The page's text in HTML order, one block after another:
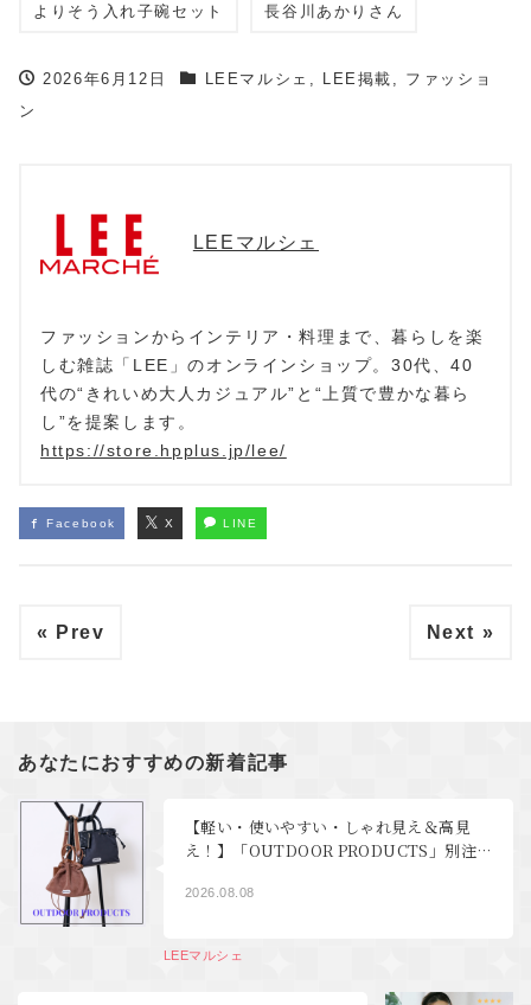
よりそう入れ子碗セット 長谷川あかりさん
2026年6月12日 LEEマルシェ , LEE掲載 , ファッショ
ン
LEEマルシェ
ファッションからインテリア・料理まで、暮らしを楽
しむ雑誌「LEE」のオンラインショップ。30代、40
代の“きれいめ大人カジュアル”と“上質で豊かな暮ら
し”を提案します。
https://store.hpplus.jp/lee/
Facebook X LINE
« Prev Next »
あなたにおすすめの新着記事
【軽い・使いやすい・しゃれ見え＆高見
え！】「OUTDOOR PRODUCTS」別注
４つの理由
2026.08.08
LEEマルシェ